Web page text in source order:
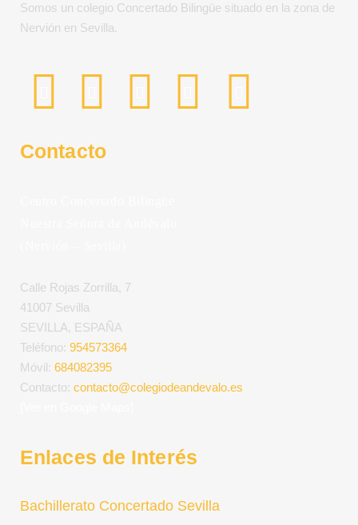
Somos un colegio Concertado Bilingüe situado en la zona de
Nervión en Sevilla.
Contacto
Calle Rojas Zorrilla, 7
41007 Sevilla
SEVILLA, ESPAÑA
Teléfono: 954573364
Móvil: 684082395
Contacto: contacto@colegiodeandevalo.es
Enlaces de Interés
Bachillerato Concertado Sevilla